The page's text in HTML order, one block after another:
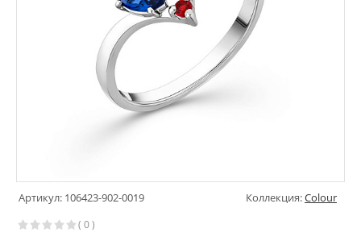
Артикул: 106423-902-0019 Коллекция:Colour
( 0 )